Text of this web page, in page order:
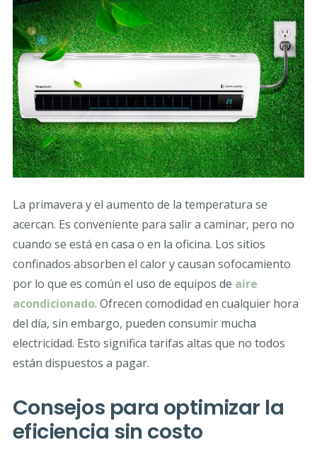
La primavera y el aumento de la temperatura se
acercan. Es conveniente para salir a caminar, pero no
cuando se está en casa o en la oficina. Los sitios
confinados absorben el calor y causan sofocamiento
por lo que es común el uso de equipos de aire
acondicionado. Ofrecen comodidad en cualquier hora
del día, sin embargo, pueden consumir mucha
electricidad. Esto significa tarifas altas que no todos
están dispuestos a pagar.
Consejos para optimizar la
eficiencia sin costo